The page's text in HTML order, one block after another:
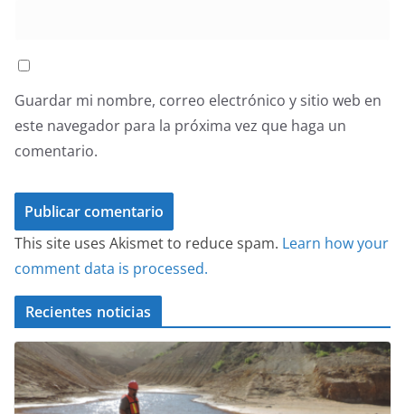
Guardar mi nombre, correo electrónico y sitio web en
este navegador para la próxima vez que haga un
comentario.
This site uses Akismet to reduce spam. Learn how your
comment data is processed.
Recientes noticias